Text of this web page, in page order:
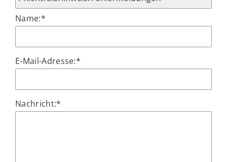
Name:*
E-Mail-Adresse:*
Nachricht:*